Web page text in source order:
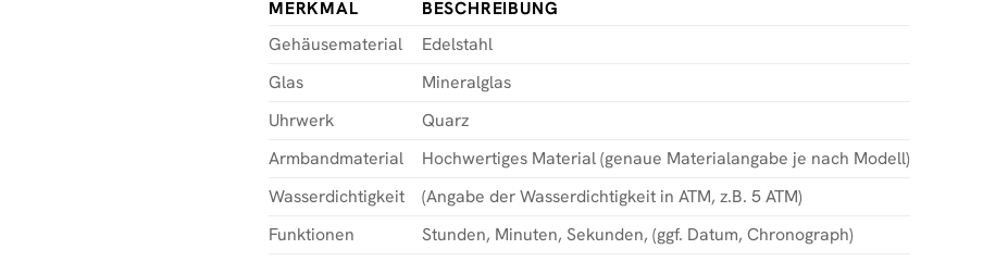
MERKMAL
BESCHREIBUNG
Gehäusematerial
Edelstahl
Glas
Mineralglas
Uhrwerk
Quarz
Armbandmaterial
Hochwertiges Material (genaue Materialangabe je nach Modell)
Wasserdichtigkeit
(Angabe der Wasserdichtigkeit in ATM, z.B. 5 ATM)
Funktionen
Stunden, Minuten, Sekunden, (ggf. Datum, Chronograph)